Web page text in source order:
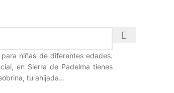
niñas de diferentes edades.
en Sierra de Padelma tienes
tu ahijada…